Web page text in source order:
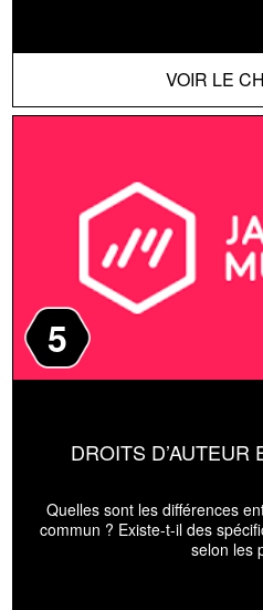
VOIR LE
5
DROITS
Quelles sont les différences
commun ? Existe-t-il des
selon les